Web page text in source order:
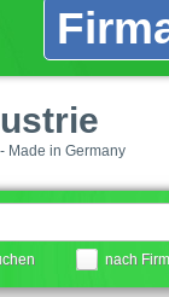
Made in Germany
nach